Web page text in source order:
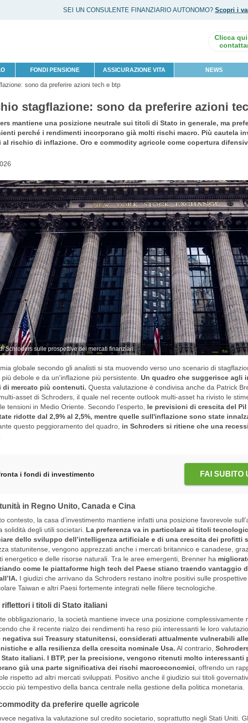
SEI UN CONSULENTE FINANZIARIO AUTONOMO? Scopri i
FONDI PENSIONE ASSICURAZIONE VITA NEWS
sono da preferire azioni tech e btp
stagflazione: sono da preferire azioni
mantiene una posizione neutrale sui titoli di Stato in generale, ma
perché i rendimenti incorporano già molti rischi macro. Più cautela
al rischio di inflazione. Oro e commodity agricole come copertura
Schroders sulle prospettive dei mercati finanziari
globale secondo gli analisti si sta muovendo verso uno scenario di
più debole e da un'inflazione più persistente. Un quadro che suggerisce agli
di mercato più contenuti. Questa valutazione è condivisa anche da Patrick
asset di Schroders, il quale nel recente outlook multi-asset ha rivisto le
tensioni in Medio Oriente. Secondo l’esperto, le previsioni di crescita del
ridotte dal 2,9% al 2,5%, mentre quelle sull'inflazione sono state
questo peggioramento del quadro, in Schroders si ritiene che una
i fondi di investimento FAI SUBITO
in Regno Unito, Canada e Cina
contesto, la casa d’investimento mantiene infatti una posizione favorevole
solidità degli utili societari. La preferenza va in particolare ai titoli
dello sviluppo dell’intelligenza artificiale e di una crescita dei profitti
statunitense, vengono apprezzati anche i mercati britannico e canadese,
energetico e delle risorse naturali. Tra le aree emergenti, Brenner ha
come le piattaforme high tech del Paese stiano traendo vantaggio
I giudizi che arrivano da Schroders restano inoltre positivi sulle
Taiwan e altri Paesi fortemente integrati nelle filiere tecnologiche.
riflettori i titoli di Stato italiani
obbligazionario, la società mantiene invece una posizione complessivamente
che il recente rialzo dei rendimenti ha reso più interessanti le loro
negativa sui Treasury statunitensi, considerati attualmente vulnerabili
e alla resilienza della crescita nominale Usa. Al contrario,
italiani. I BTP, per la precisione, vengono ritenuti molto interessanti
già una parte significativa dei rischi macroeconomici, offrendo un
rispetto ad altri mercati sviluppati. Positivo anche il giudizio sui titoli
più tempestivo della banca centrale nella gestione della politica monetaria.
da preferire quelle agricole
negativa la valutazione sul credito societario, soprattutto negli Stati Uniti.